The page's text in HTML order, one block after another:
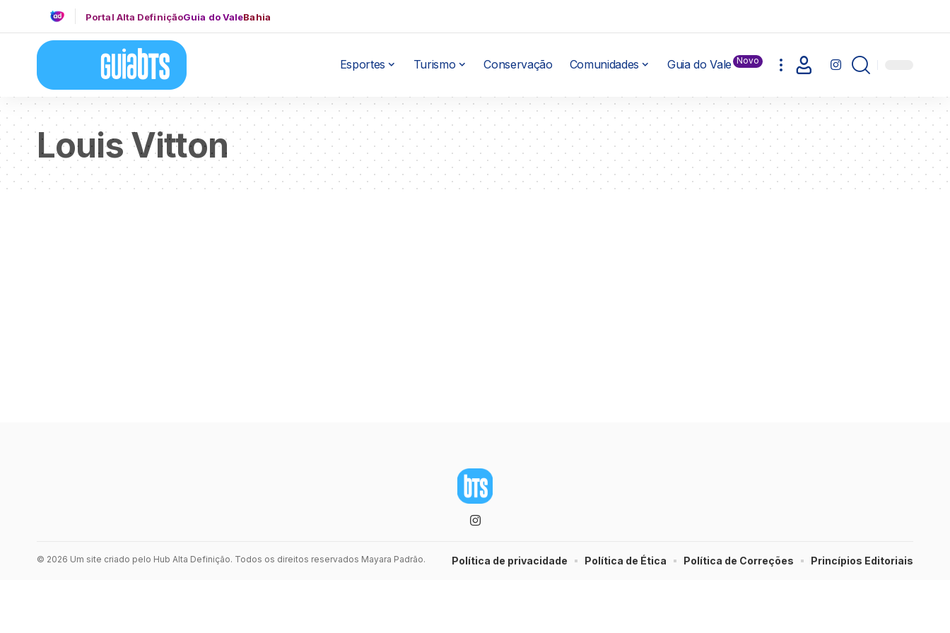
Portal Alta DefiniçãoGuia do ValeBahia
Esportes Turismo Conservação Comunidades Guia do Vale Novo
Louis Vitton
© 2026 Um site criado pelo Hub Alta Definição. Todos os direitos reservados Mayara Padrão. Política de privacidade Política de Ética Política de Correções Princípios Editoriais